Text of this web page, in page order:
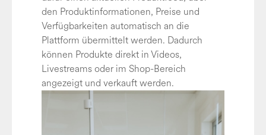
den Produktinformationen, Preise und
Verfügbarkeiten automatisch an die
Plattform übermittelt werden. Dadurch
können Produkte direkt in Videos,
Livestreams oder im Shop-Bereich
angezeigt und verkauft werden.